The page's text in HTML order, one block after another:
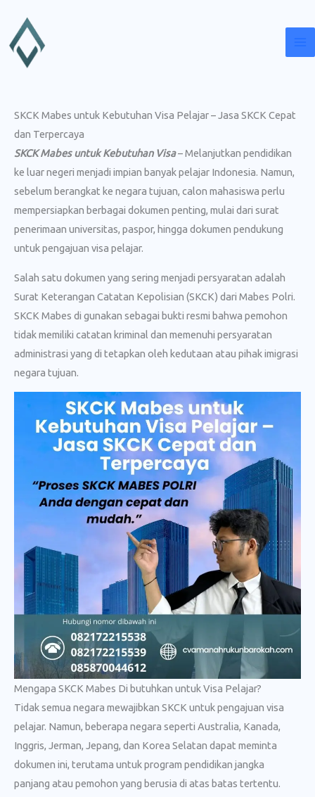
konten
SKCK Mabes untuk Kebutuhan Visa Pelajar – Jasa SKCK Cepat
dan Terpercaya
SKCK Mabes untuk Kebutuhan Visa– Melanjutkan pendidikan
ke luar negeri menjadi impian banyak pelajar Indonesia. Namun,
sebelum berangkat ke negara tujuan, calon mahasiswa perlu
mempersiapkan berbagai dokumen penting, mulai dari surat
penerimaan universitas, paspor, hingga dokumen pendukung
untuk pengajuan visa pelajar.
Salah satu dokumen yang sering menjadi persyaratan adalah
Surat Keterangan Catatan Kepolisian (SKCK) dari Mabes Polri.
SKCK Mabes di gunakan sebagai bukti resmi bahwa pemohon
tidak memiliki catatan kriminal dan memenuhi persyaratan
administrasi yang di tetapkan oleh kedutaan atau pihak imigrasi
negara tujuan.
Mengapa SKCK Mabes Di butuhkan untuk Visa Pelajar?
Tidak semua negara mewajibkan SKCK untuk pengajuan visa
pelajar. Namun, beberapa negara seperti Australia, Kanada,
Inggris, Jerman, Jepang, dan Korea Selatan dapat meminta
dokumen ini, terutama untuk program pendidikan jangka
panjang atau pemohon yang berusia di atas batas tertentu.